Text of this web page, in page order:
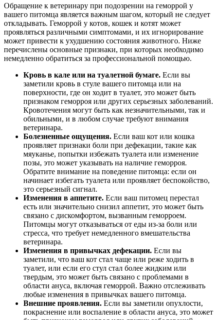
Обращение к ветеринару при подозрении на геморрой у
вашего питомца является важным шагом, который не следует
откладывать. Геморрой у котов, кошек и котят может
проявляться различными симптомами, и их игнорирование
может привести к ухудшению состояния животного. Ниже
перечислены основные признаки, при которых необходимо
немедленно обратиться за профессиональной помощью.
Кровь в кале или на туалетной бумаге. Если вы
заметили кровь в стуле вашего питомца или на
поверхности, где он ходит в туалет, это может быть
признаком геморроя или других серьезных заболеваний.
Кровотечения могут быть как незначительными, так и
обильными, и в любом случае требуют внимания
ветеринара.
Болезненные ощущения. Если ваш кот или кошка
проявляет признаки боли при дефекации, такие как
мяуканье, попытки избежать туалета или изменение
позы, это может указывать на наличие геморроя.
Обратите внимание на поведение питомца: если он
начинает избегать туалета или проявляет беспокойство,
это серьезный сигнал.
Изменения в аппетите. Если ваш питомец перестал
есть или значительно снизил аппетит, это может быть
связано с дискомфортом, вызванным геморроем.
Питомцы могут отказываться от еды из-за боли или
стресса, что требует немедленного вмешательства
ветеринара.
Изменения в привычках дефекации. Если вы
заметили, что ваш кот стал чаще или реже ходить в
туалет, или если его стул стал более жидким или
твердым, это может быть связано с проблемами в
области ануса, включая геморрой. Важно отслеживать
любые изменения в привычках вашего питомца.
Внешние проявления. Если вы заметили опухлости,
покраснение или воспаление в области ануса, это может